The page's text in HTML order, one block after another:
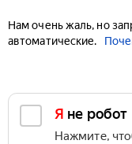
Нам очень жаль, но
автоматические.
Я не робот
Нажмите,